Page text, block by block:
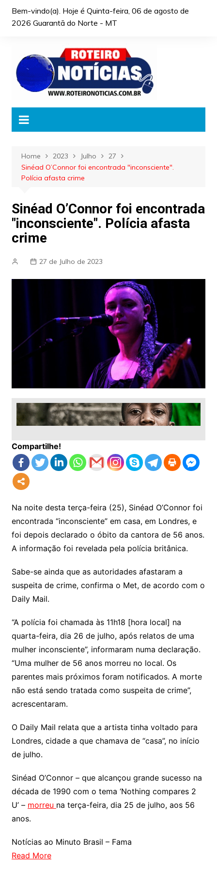
Bem-vindo(a). Hoje é Quinta-feira, 06 de agosto de
2026 Guarantã do Norte - MT
Home 2023 Julho
27
Sinéad O’Connor foi encontrada "inconsciente".
Polícia afasta crime
Sinéad O’Connor foi encontrada
"inconsciente". Polícia afasta
crime
27 de Julho de 2023
Compartilhe!
Na noite desta terça-feira (25), Sinéad O’Connor foi
encontrada “inconsciente” em casa, em Londres, e
foi depois declarado o óbito da cantora de 56 anos.
A informação foi revelada pela polícia britânica.
Sabe-se ainda que as autoridades afastaram a
suspeita de crime, confirma o Met, de acordo com o
Daily Mail.
“A polícia foi chamada às 11h18 [hora local] na
quarta-feira, dia 26 de julho, após relatos de uma
mulher inconsciente”, informaram numa declaração.
“Uma mulher de 56 anos morreu no local. Os
parentes mais próximos foram notificados. A morte
não está sendo tratada como suspeita de crime”,
acrescentaram.
O Daily Mail relata que a artista tinha voltado para
Londres, cidade a que chamava de “casa”, no início
de julho.
Sinéad O’Connor – que alcançou grande sucesso na
década de 1990 com o tema ‘Nothing compares 2
U’ – morreu na terça-feira, dia 25 de julho, aos 56
anos.
Notícias ao Minuto Brasil – Fama
Read More